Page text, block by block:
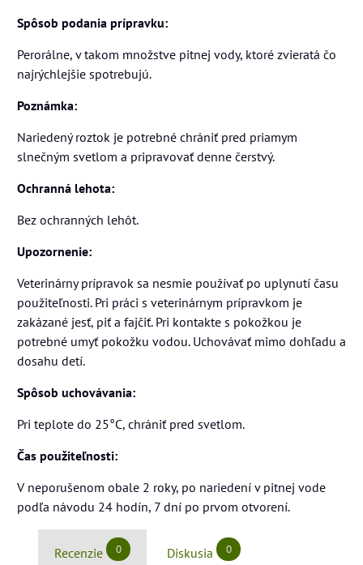
Spôsob podania prípravku:
Perorálne, v takom množstve pitnej vody, ktoré zvieratá čo
najrýchlejšie spotrebujú.
Poznámka:
Nariedený roztok je potrebné chrániť pred priamym
slnečným svetlom a pripravovať denne čerstvý.
Ochranná lehota:
Bez ochranných lehôt.
Upozornenie:
Veterinárny prípravok sa nesmie používať po uplynutí času
použiteľnosti. Pri práci s veterinárnym prípravkom je
zakázané jesť, piť a fajčiť. Pri kontakte s pokožkou je
potrebné umyť pokožku vodou. Uchovávať mimo dohľadu a
dosahu detí.
Spôsob uchovávania:
Pri teplote do 25°C, chrániť pred svetlom.
Čas použiteľnosti:
V neporušenom obale 2 roky, po nariedení v pitnej vode
podľa návodu 24 hodín, 7 dní po prvom otvorení.
Recenzie 0 Diskusia 0